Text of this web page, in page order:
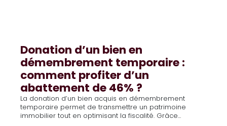
Donation d’un bien en
démembrement temporaire :
comment profiter d’un
abattement de 46% ?
La donation d’un bien acquis en démembrement
temporaire permet de transmettre un patrimoine
immobilier tout en optimisant la fiscalité. Grâce...